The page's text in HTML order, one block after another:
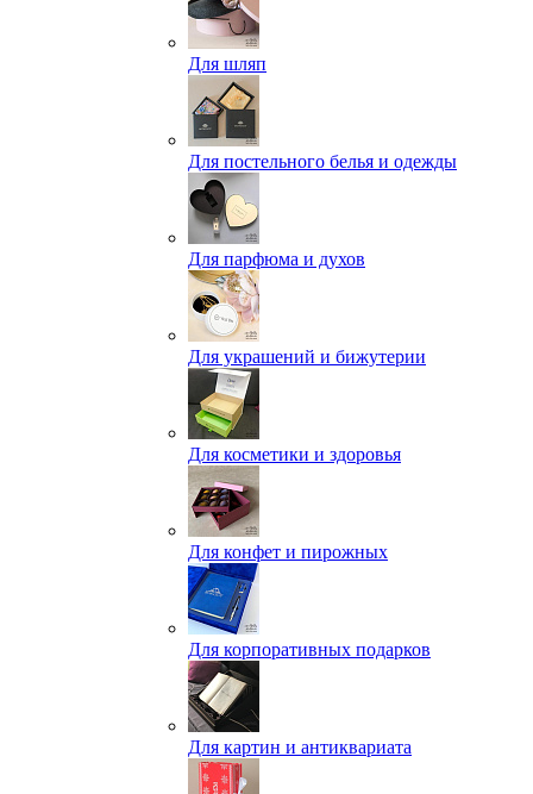
Для шляп
Для постельного белья и одежды
Для парфюма и духов
Для украшений и бижутерии
Для косметики и здоровья
Для конфет и пирожных
Для корпоративных подарков
Для картин и антиквариата